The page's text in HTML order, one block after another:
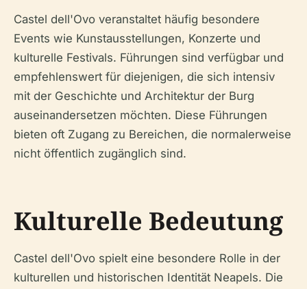
Castel dell'Ovo veranstaltet häufig besondere
Events wie Kunstausstellungen, Konzerte und
kulturelle Festivals. Führungen sind verfügbar und
empfehlenswert für diejenigen, die sich intensiv
mit der Geschichte und Architektur der Burg
auseinandersetzen möchten. Diese Führungen
bieten oft Zugang zu Bereichen, die normalerweise
nicht öffentlich zugänglich sind.
Kulturelle Bedeutung
Castel dell'Ovo spielt eine besondere Rolle in der
kulturellen und historischen Identität Neapels. Die